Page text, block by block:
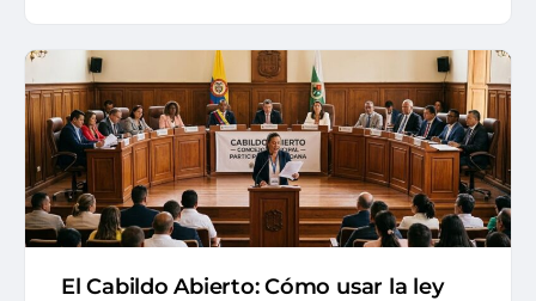
El Cabildo Abierto: Cómo usar la ley